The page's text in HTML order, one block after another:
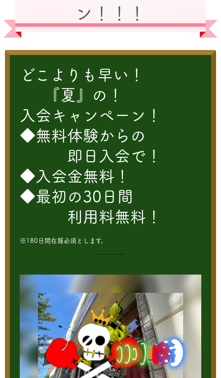
ン！！！
どこよりも早い！
『夏』の！
入会キャンペーン！
◆無料体験からの
即日入会で！
◆入会金無料！
◆最初の30日間
利用料無料！
※180日間在籍必須とします。